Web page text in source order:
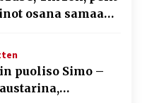
osana samaa
puoliso Simo –